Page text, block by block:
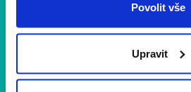
Povolit vše
Upravit
Novinky a aktuality